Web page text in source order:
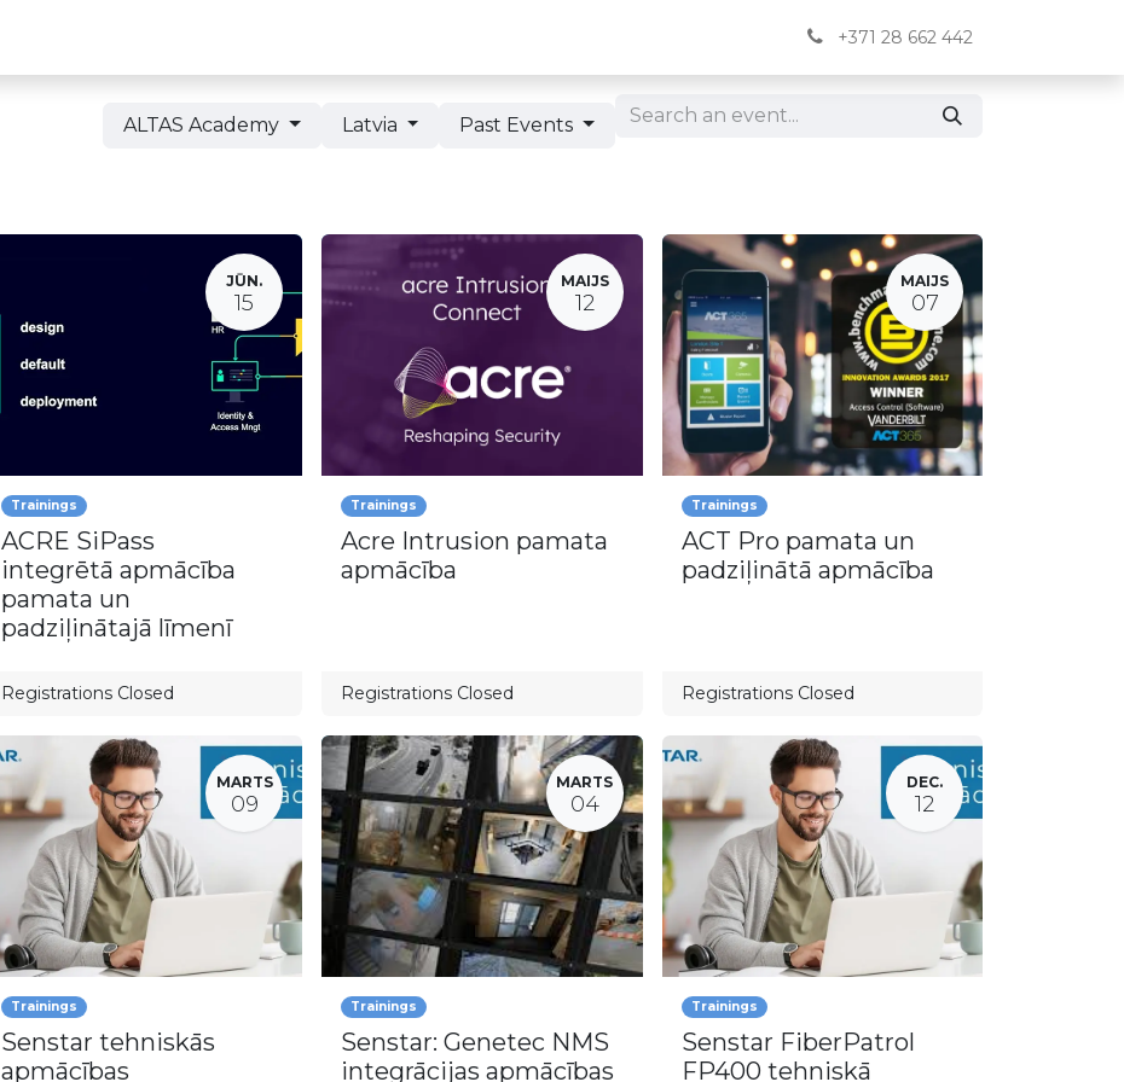
BUJ Kontakti
+371 28 662 442
ALTAS Academy Latvia Past Events
JŪN.
15
Trainings
ACRE SiPass
integrētā apmācība
pamata un
padziļinātajā līmenī
Registrations Closed
MAIJS
12
Trainings
Acre Intrusion pamata
apmācība
Registrations Closed
MAIJS
07
Trainings
ACT Pro pamata un
padziļinātā apmācība
Registrations Closed
MARTS
09
Trainings
Senstar tehniskās
apmācības
MARTS
04
Trainings
Senstar: Genetec NMS
integrācijas apmācības
DEC.
12
Trainings
Senstar FiberPatrol
FP400 tehniskā